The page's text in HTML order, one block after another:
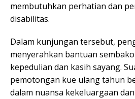
membutuhkan perhatian dan
disabilitas.
Dalam kunjungan tersebut,
menyerahkan bantuan
kepedulian dan kasih sayang.
pemotongan kue ulang tahun
dalam nuansa kekeluargaan